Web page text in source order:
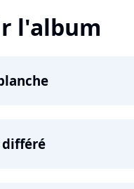
l'album
différé